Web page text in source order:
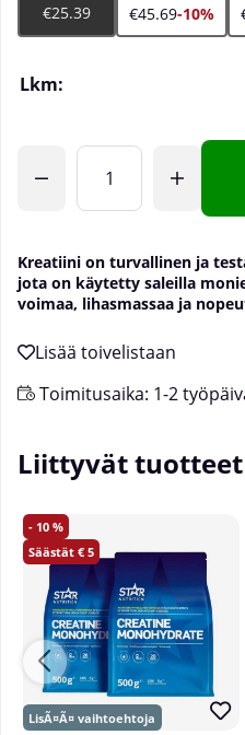
€25.39 €45.69-10%
Lkm:
Kreatiini on turvallinen ja
jota on käytetty saleilla
voimaa, lihasmassaa ja
Toimitusaika: 1-2
Liittyvät tuotteet
10
5